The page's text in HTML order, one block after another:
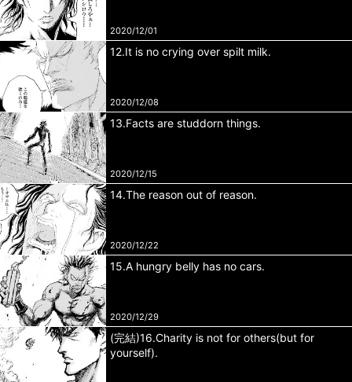
2020/12/01
12.It is no crying over spilt milk.
2020/12/08
13.Facts are studdorn things.
2020/12/15
14.The reason out of reason.
2020/12/22
15.A hungry belly has no cars.
2020/12/29
(完結)16.Charity is not for others(but for
yourself).